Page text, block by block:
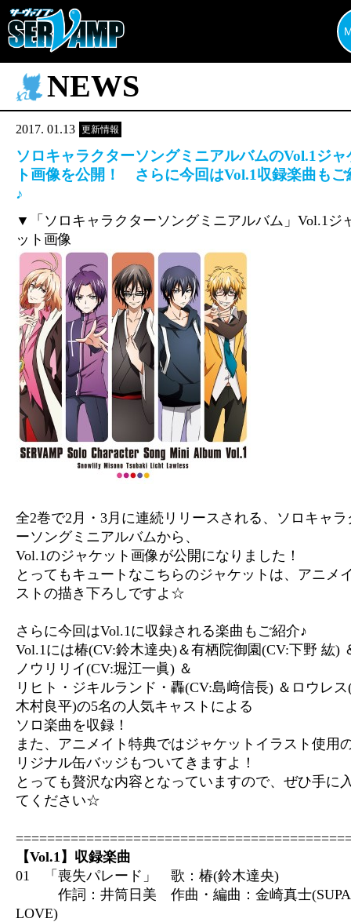
NEWS
2017. 01.13 更新情報
ソロキャラクターソングミニアルバムのVol.1ジャ
ト画像を公開！ さらに今回はVol.1収録楽曲もご
♪
▼「ソロキャラクターソングミニアルバム」Vol.1ジ
ット画像
全2巻で2月・3月に連続リリースされる、ソロキャラ
ーソングミニアルバムから、
Vol.1のジャケット画像が公開になりました！
とってもキュートなこちらのジャケットは、アニメ
ストの描き下ろしですよ☆
さらに今回はVol.1に収録される楽曲もご紹介♪
Vol.1には椿(CV:鈴木達央)＆有栖院御園(CV:下野 紘)
ノウリリイ(CV:堀江一眞) ＆
リヒト・ジキルランド・轟(CV:島﨑信長) ＆ロウレス
木村良平)の5名の人気キャストによる
ソロ楽曲を収録！
また、アニメイト特典ではジャケットイラスト使用
リジナル缶バッジもついてきますよ！
とっても贅沢な内容となっていますので、ぜひ手に
てください☆
【Vol.1】収録楽曲
01 「喪失パレード」 歌：椿(鈴木達央)
作詞：井筒日美 作曲・編曲：金崎真士(SUPA
LOVE)